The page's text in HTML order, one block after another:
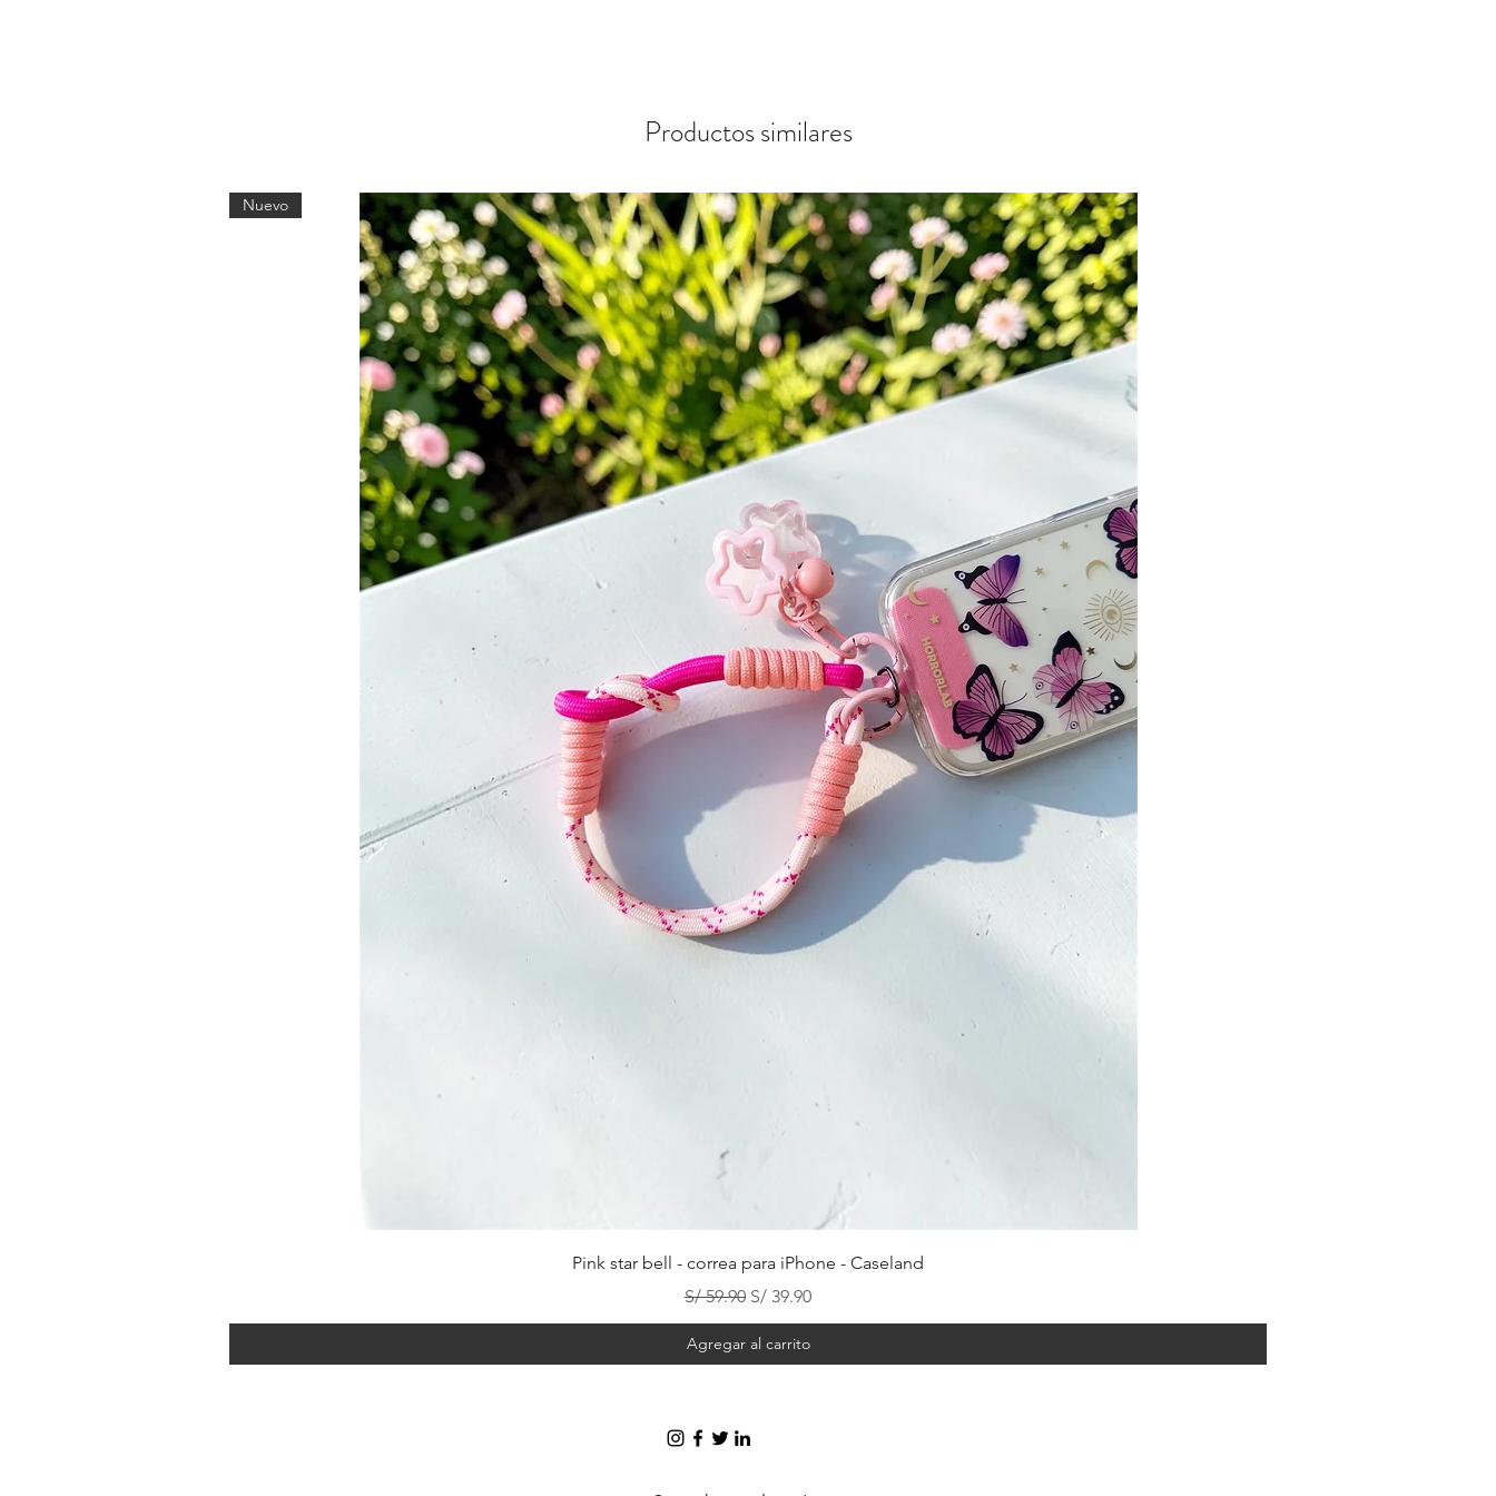
Productos similares
Vista rápida
Nuevo
Pink star bell - correa para iPhone - Caseland
Precio
S/ 59.90 Precio de oferta
S/ 39.90
Agregar al carrito